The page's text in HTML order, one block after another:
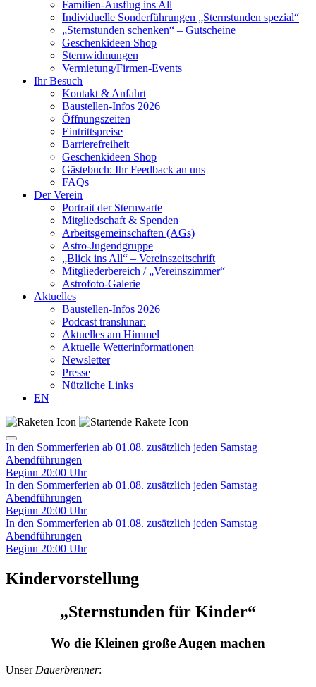
Familien-Ausflug ins All
Individuelle Sonderführungen „Sternstunden spezial“
„Sternstunden schenken“ – Gutscheine
Geschenkideen Shop
Sternwidmungen
Vermietung/Firmen-Events
Ihr Besuch
Kontakt & Anfahrt
Baustellen-Infos 2026
Öffnungszeiten
Eintrittspreise
Barrierefreiheit
Geschenkideen Shop
Gästebuch: Ihr Feedback an uns
FAQs
Der Verein
Portrait der Sternwarte
Mitgliedschaft & Spenden
Arbeitsgemeinschaften (AGs)
Astro-Jugendgruppe
„Blick ins All“ – Vereinszeitschrift
Mitgliederbereich / „Vereinszimmer“
Astrofoto-Galerie
Aktuelles
Baustellen-Infos 2026
Podcast translunar:
Aktuelles am Himmel
Aktuelle Wetterinformationen
Newsletter
Presse
Nützliche Links
EN
In den Sommerferien ab 01.08. zusätzlich jeden Samstag
Abendführungen
Beginn 20:00 Uhr
In den Sommerferien ab 01.08. zusätzlich jeden Samstag
Abendführungen
Beginn 20:00 Uhr
In den Sommerferien ab 01.08. zusätzlich jeden Samstag
Abendführungen
Beginn 20:00 Uhr
Kindervorstellung
„Sternstunden für Kinder“
Wo die Kleinen große Augen machen
UnserDauerbrenner: